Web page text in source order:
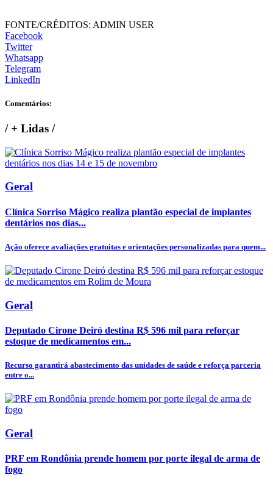
FONTE/CRÉDITOS: ADMIN USER
Facebook
Twitter
Whatsapp
Telegram
LinkedIn
Comentários:
/+ Lidas /
Geral
Clínica Sorriso Mágico realiza plantão especial de implantes
dentários nos dias...
Ação oferece avaliações gratuitas e orientações personalizadas para quem...
Geral
Deputado Cirone Deiró destina R$ 596 mil para reforçar
estoque de medicamentos em...
Recurso garantirá abastecimento das unidades de saúde e reforça parceria
entre o...
Geral
PRF em Rondônia prende homem por porte ilegal de arma de
fogo